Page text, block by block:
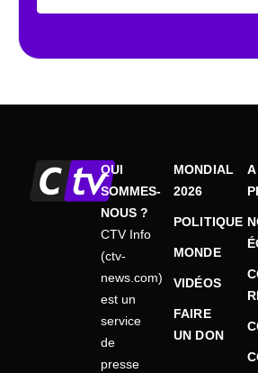
QUI
SOMMES-
NOUS ?
CTV Info
(ctv-
news.com)
est un
service
de
presse
MONDIAL
2026
POLITIQUE
MONDE
VIDÉOS
FAIRE
UN DON
A